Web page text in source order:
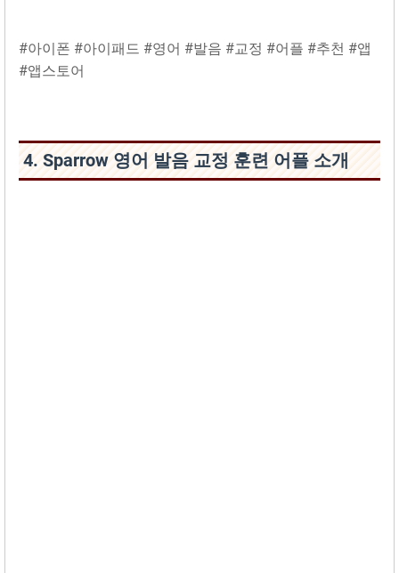
#아이폰 #아이패드 #영어 #발음 #교정 #어플 #추천 #앱
#앱스토어
4. Sparrow 영어 발음 교정 훈련 어플 소개